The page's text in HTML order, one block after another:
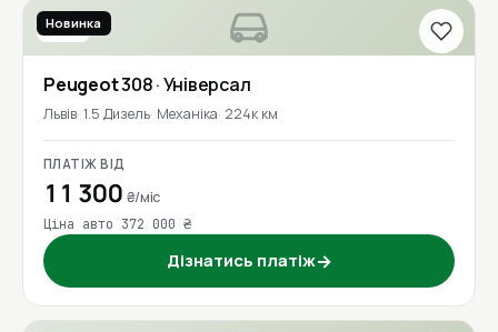
2018
Новинка
Peugeot308· Універсал
Львів 1.5 Дизель Механіка 224к км
ПЛАТІЖ ВІД
11 300 ₴/міс
Ціна авто 372 000 ₴
Дізнатись платіж→